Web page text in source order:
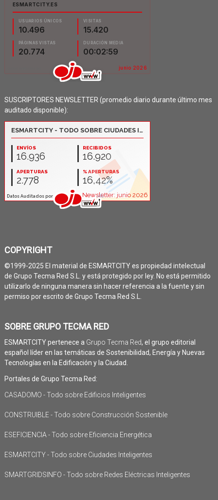
SUSCRIPTORES NEWSLETTER (promedio diario durante último mes
auditado disponible):
COPYRIGHT
©1999-2025 El material de ESMARTCITY es propiedad intelectual
de Grupo Tecma Red S.L. y está protegido por ley. No está permitido
utilizarlo de ninguna manera sin hacer referencia a la fuente y sin
permiso por escrito de Grupo Tecma Red S.L.
SOBRE GRUPO TECMA RED
ESMARTCITY pertenece a Grupo Tecma Red, el grupo editorial
español líder en las temáticas de Sostenibilidad, Energía y Nuevas
Tecnologías en la Edificación y la Ciudad.
Portales de Grupo Tecma Red:
CASADOMO - Todo sobre Edificios Inteligentes
CONSTRUIBLE - Todo sobre Construcción Sostenible
ESEFICIENCIA - Todo sobre Eficiencia Energética
ESMARTCITY - Todo sobre Ciudades Inteligentes
SMARTGRIDSINFO - Todo sobre Redes Eléctricas Inteligentes